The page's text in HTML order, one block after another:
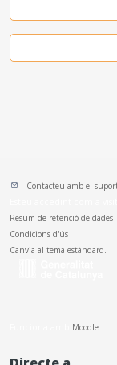
Contacteu amb el
Resum de retenció de dades
Condicions d'ús
Canvia al tema estàndard.
Moodle